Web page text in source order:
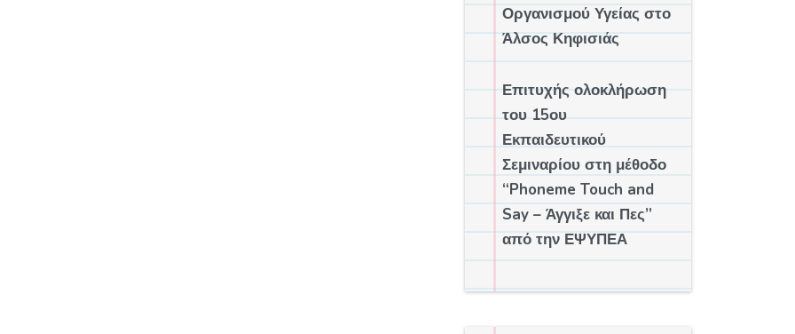
Οργανισμού Υγείας στο
Άλσος Κηφισιάς
Επιτυχής ολοκλήρωση
του 15ου
Εκπαιδευτικού
Σεμιναρίου στη μέθοδο
“Phoneme Touch and
Say – Άγγιξε και Πες”
από την ΕΨΥΠΕΑ